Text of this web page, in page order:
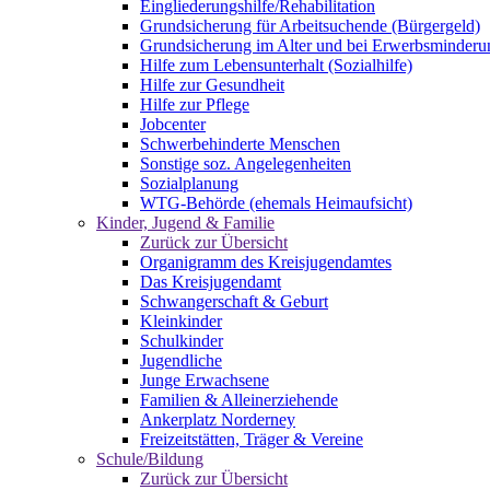
Eingliederungshilfe/Rehabilitation
Grundsicherung für Arbeitsuchende (Bürgergeld)
Grundsicherung im Alter und bei
Hilfe zum Lebensunterhalt (Sozialhilfe)
Hilfe zur Gesundheit
Hilfe zur Pflege
Jobcenter
Schwerbehinderte Menschen
Sonstige soz. Angelegenheiten
Sozialplanung
WTG-Behörde (ehemals Heimaufsicht)
Kinder, Jugend & Familie
Zurück zur Übersicht
Organigramm des Kreisjugendamtes
Das Kreisjugendamt
Schwangerschaft & Geburt
Kleinkinder
Schulkinder
Jugendliche
Junge Erwachsene
Familien & Alleinerziehende
Ankerplatz Norderney
Freizeitstätten, Träger & Vereine
Schule/Bildung
Zurück zur Übersicht